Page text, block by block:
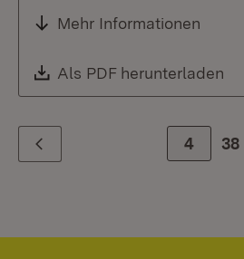
Mehr Informationen
Download:
Als PDF herunterladen
Zurück Zur Seite
4 38